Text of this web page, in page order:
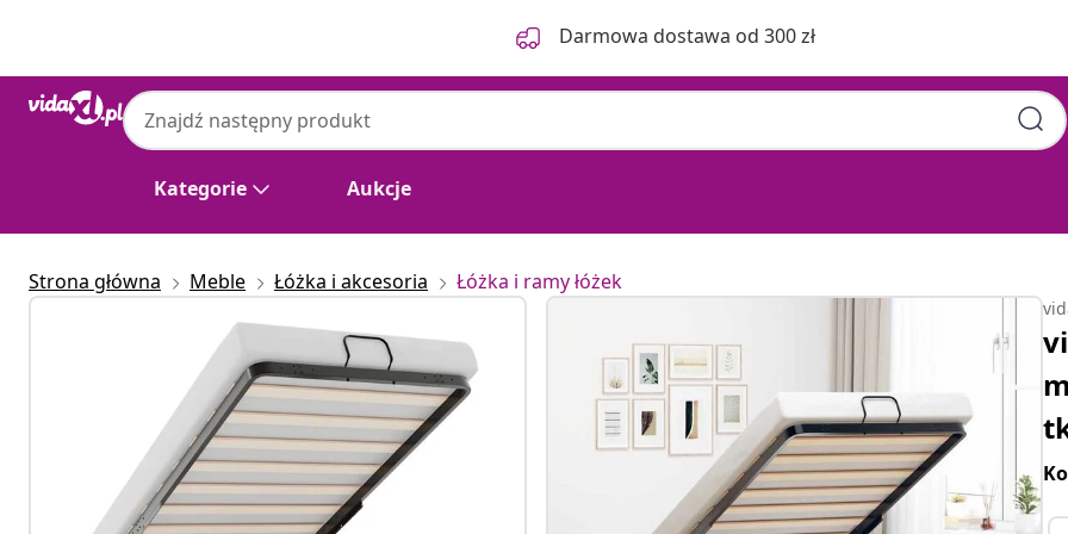
Darmowa dostawa od 300 zł
Kategorie Aukcje
Strona główna Meble Łóżka i akcesoria Łóżka i ramy łóżek